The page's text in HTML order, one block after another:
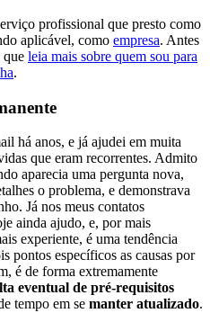
profissional que presto como
aplicável, como empresa. Antes
que leia mais sobre quem sou para
.
há anos, e já ajudei em muita
que eram recorrentes. Admito
aparecia uma pergunta nova,
o problema, e demonstrava
Já nos meus contatos
ainda ajudo, e, por mais
experiente, é uma tendência
pontos específicos as causas por
é de forma extremamente
eventual de pré-requisitos
tempo em se manter atualizado.